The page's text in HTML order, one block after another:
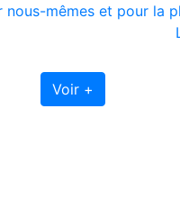
nous-mêmes et pour la
Voir +